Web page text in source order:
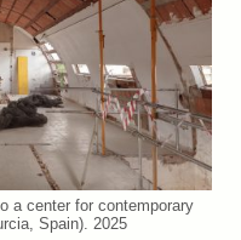
a center for contemporary
Spain). 2025